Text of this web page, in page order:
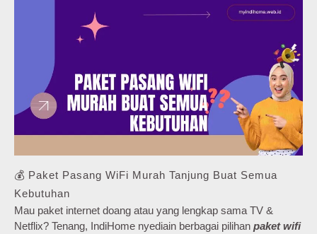
💰 Paket Pasang WiFi Murah Tanjung Buat Semua
Kebutuhan
Mau paket internet doang atau yang lengkap sama TV &
Netflix? Tenang, IndiHome nyediain berbagai pilihan paket wifi